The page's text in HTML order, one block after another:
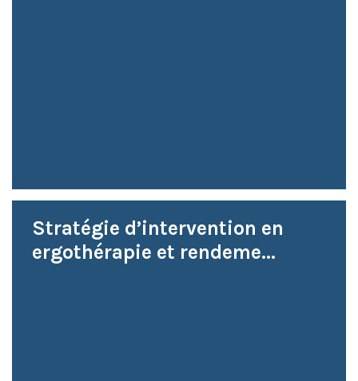
Stratégie d’intervention en
ergothérapie et rendeme...